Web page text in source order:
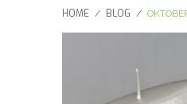
HOME / BLOG /